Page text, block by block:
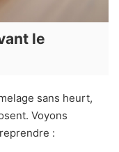
le
sans heurt,
Voyons
: